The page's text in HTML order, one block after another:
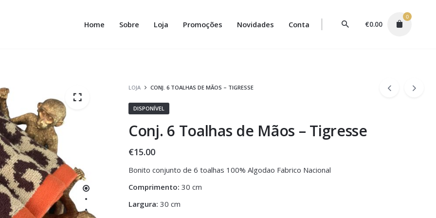
Home Sobre Loja Promoções Novidades Conta €0.00
0
LOJA CONJ. 6 TOALHAS DE MÃOS – TIGRESSE
DISPONÍVEL
Conj. 6 Toalhas de Mãos – Tigresse
€15.00
Bonito conjunto de 6 toalhas 100% Algodao Fabrico Nacional
Comprimento: 30 cm
Largura: 30 cm